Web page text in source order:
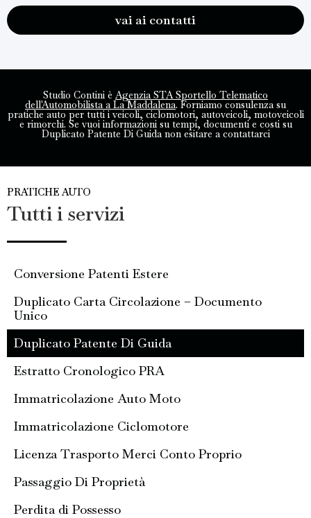
vai ai contatti
Studio Contini è Agenzia STA Sportello Telematico
dell'Automobilista a La Maddalena. Forniamo consulenza su
pratiche auto per tutti i veicoli, ciclomotori, autoveicoli, motoveicoli
e rimorchi. Se vuoi informazioni su tempi, documenti e costi su
Duplicato Patente Di Guida non esitare a contattarci
PRATICHE AUTO
Tutti i servizi
Conversione Patenti Estere
Duplicato Carta Circolazione – Documento
Unico
Duplicato Patente Di Guida
Estratto Cronologico PRA
Immatricolazione Auto Moto
Immatricolazione Ciclomotore
Licenza Trasporto Merci Conto Proprio
Passaggio Di Proprietà
Perdita di Possesso